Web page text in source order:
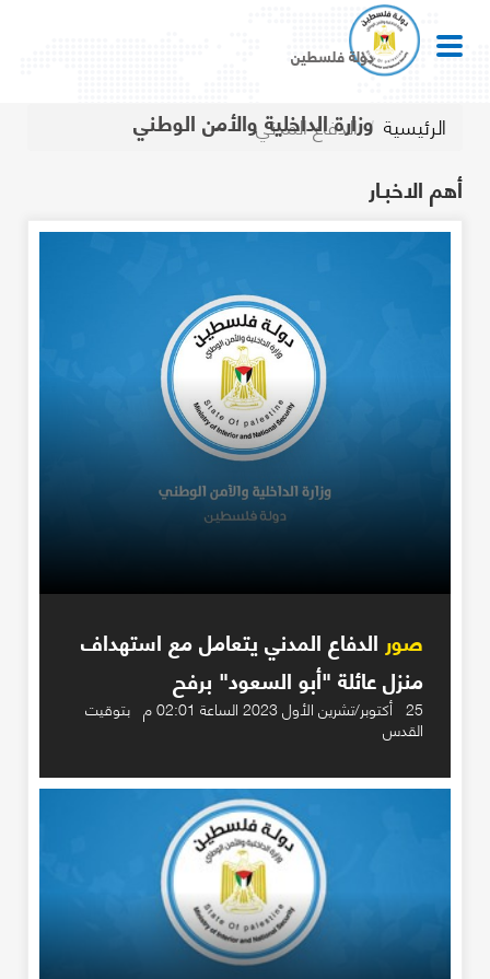
دولة فلسطين
وزارة الداخلية والأمن الوطني الرئيسية الدفاع المدني
أهم الاخبـار
صور الدفاع المدني يتعامل مع استهداف
منزل عائلة "أبو السعود" برفح
25 أكتوبر/تشرين الأول 2023 الساعة 02:01 م بتوقيت
القدس